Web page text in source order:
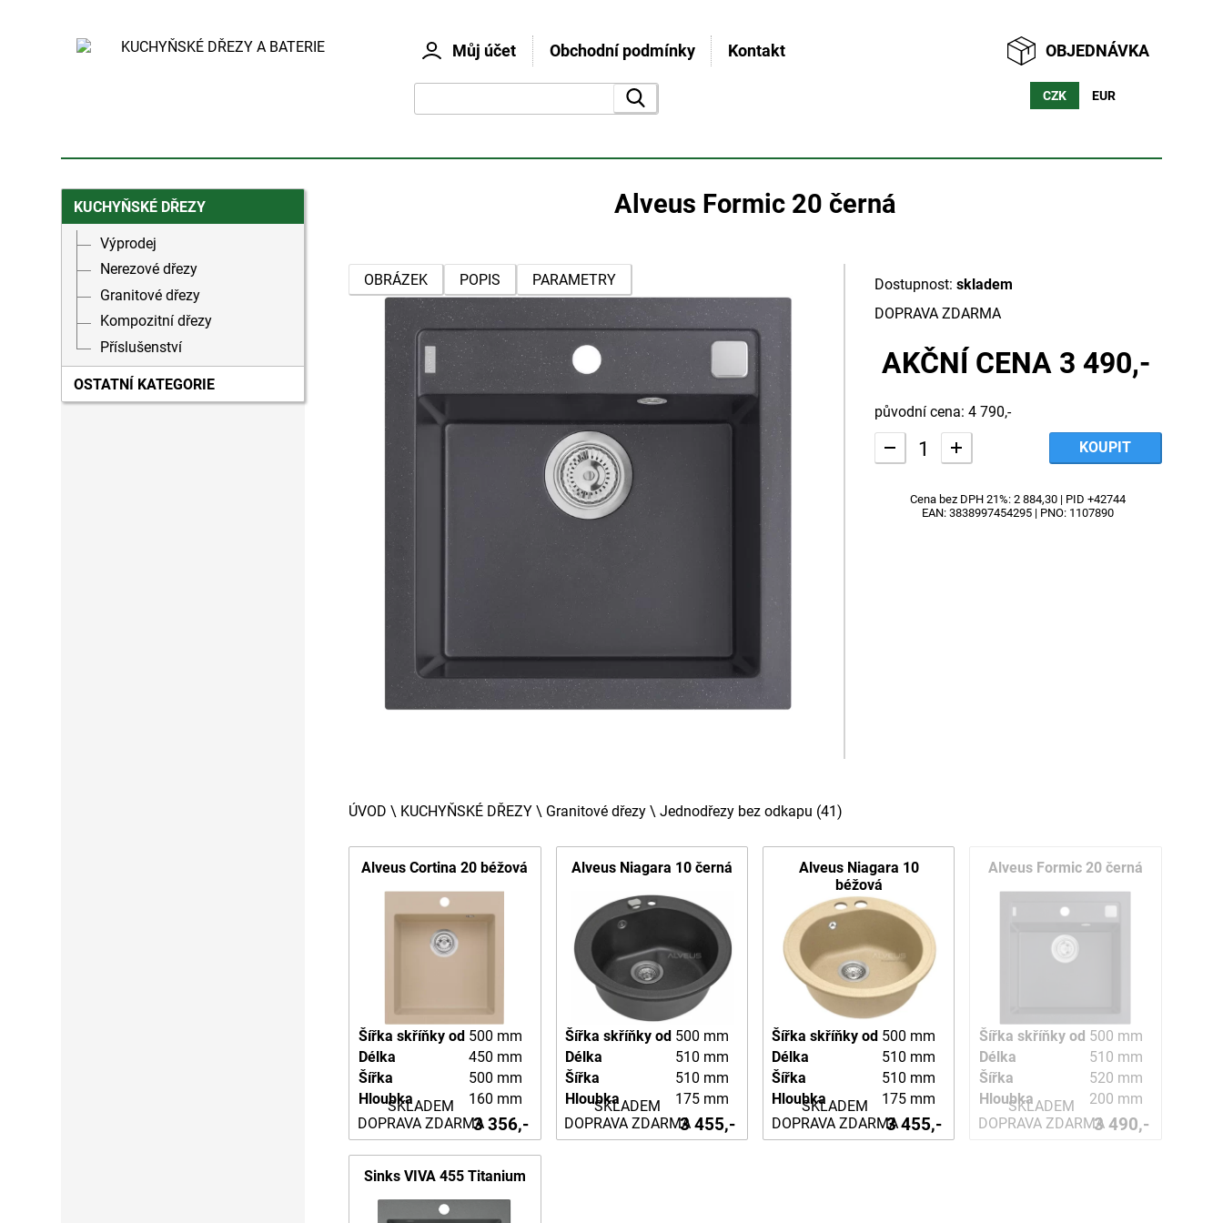
OBJEDNÁVKA
CZK EUR
Můj účet Obchodní podmínky Kontakt
vyhledat
KUCHYŇSKÉ DŘEZY
Výprodej
Nerezové dřezy
Granitové dřezy
Kompozitní dřezy
Příslušenství
OSTATNÍ KATEGORIE
Alveus Formic 20 černá
OBRÁZEK POPIS PARAMETRY Dostupnost: skladem
DOPRAVA ZDARMA
AKČNÍ CENA 3 490,-
původní cena: 4 790,-
- + KOUPIT
Cena bez DPH 21%: 2 884,30 | PID +42744
EAN: 3838997454295 | PNO: 1107890
ÚVOD \ KUCHYŇSKÉ DŘEZY \ Granitové dřezy \Jednodřezy bez odkapu (41)
Alveus Cortina 20 béžová
Šířka skříňky od 500 mm
Délka
450 mm
Šířka
500 mm
Hloubka
160 mm
3 356,-
SKLADEM
DOPRAVA ZDARMA
Alveus Niagara 10 černá
Šířka skříňky od 500 mm
Délka
510 mm
Šířka
510 mm
Hloubka
175 mm
3 455,-
SKLADEM
DOPRAVA ZDARMA
Alveus Niagara 10
béžová
Šířka skříňky od 500 mm
Délka
510 mm
Šířka
510 mm
Hloubka
175 mm
3 455,-
SKLADEM
DOPRAVA ZDARMA
Alveus Formic 20 černá
Šířka skříňky od 500 mm
Délka
510 mm
Šířka
520 mm
Hloubka
200 mm
3 490,-
SKLADEM
DOPRAVA ZDARMA
Sinks VIVA 455 Titanium